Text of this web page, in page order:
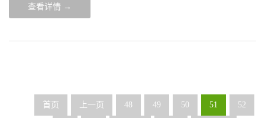
南省醴陵市教育
查看详情 →
首页 上一页 48 49 50 51 52